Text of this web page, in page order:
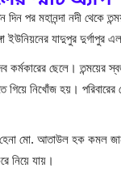
দিন পর মহানন্দা নদী
ইউনিয়নের যাদুপুর
কর্মকারের ছেলে। তন্ময়ের
গিয়ে নিখোঁজ হয়।
হেনা মো. আতাউল হক কমল
নিয়ে যায়।